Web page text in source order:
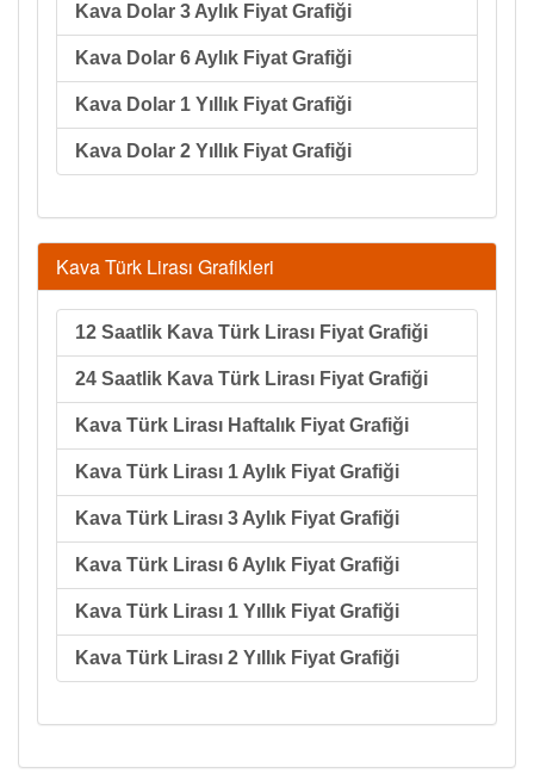
Kava Dolar 3 Aylık Fiyat Grafiği
Kava Dolar 6 Aylık Fiyat Grafiği
Kava Dolar 1 Yıllık Fiyat Grafiği
Kava Dolar 2 Yıllık Fiyat Grafiği
Kava Türk Lirası Grafikleri
12 Saatlik Kava Türk Lirası Fiyat Grafiği
24 Saatlik Kava Türk Lirası Fiyat Grafiği
Kava Türk Lirası Haftalık Fiyat Grafiği
Kava Türk Lirası 1 Aylık Fiyat Grafiği
Kava Türk Lirası 3 Aylık Fiyat Grafiği
Kava Türk Lirası 6 Aylık Fiyat Grafiği
Kava Türk Lirası 1 Yıllık Fiyat Grafiği
Kava Türk Lirası 2 Yıllık Fiyat Grafiği